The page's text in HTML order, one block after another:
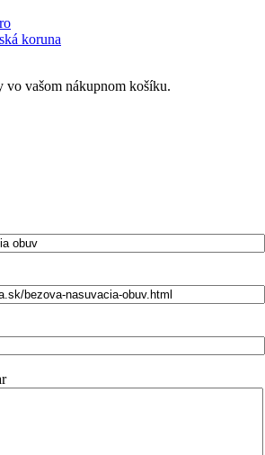
koruna
vo vašom nákupnom košíku.